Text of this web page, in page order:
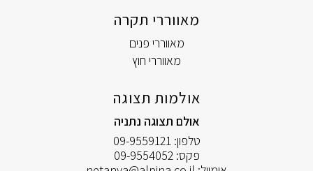
מאווררי תקרה
מאווררי פנים
מאווררי חוץ
אולמות תצוגה
אולם תצוגה נתניה
טלפון:09-9559121
פקס:09-9554052